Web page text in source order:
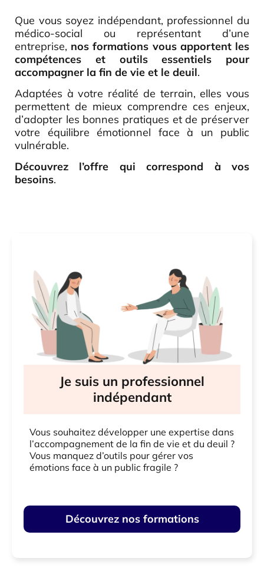
Que vous soyez indépendant, professionnel du
médico-social ou représentant d’une
entreprise, nos formations vous apportent les
compétences et outils essentiels pour
accompagner la fin de vie et le deuil.
Adaptées à votre réalité de terrain, elles vous
permettent de mieux comprendre ces enjeux,
d’adopter les bonnes pratiques et de préserver
votre équilibre émotionnel face à un public
vulnérable.
Découvrez l’offre qui correspond à vos
besoins.
Je suis un professionnel
indépendant
Vous souhaitez développer une expertise dans
l’accompagnement de la fin de vie et du deuil ?
Vous manquez d’outils pour gérer vos
émotions face à un public fragile ?
Découvrez nos formations